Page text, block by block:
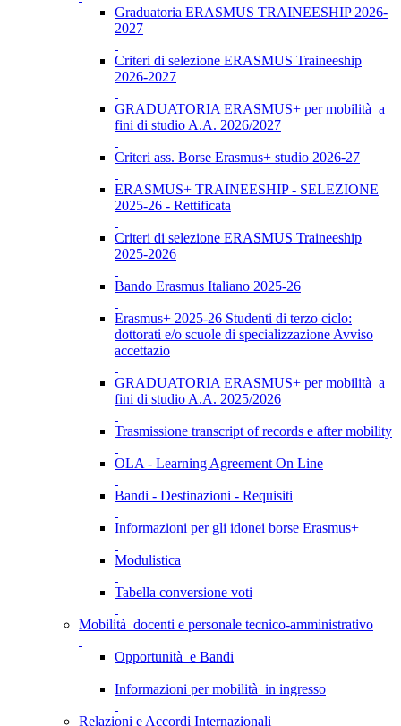
Graduatoria ERASMUS TRAINEESHIP 2026-
2027
Criteri di selezione ERASMUS Traineeship
2026-2027
GRADUATORIA ERASMUS+ per mobilità a
fini di studio A.A. 2026/2027
Criteri ass. Borse Erasmus+ studio 2026-27
ERASMUS+ TRAINEESHIP - SELEZIONE
2025-26 - Rettificata
Criteri di selezione ERASMUS Traineeship
2025-2026
Bando Erasmus Italiano 2025-26
Erasmus+ 2025-26 Studenti di terzo ciclo:
dottorati e/o scuole di specializzazione Avviso
accettazio
GRADUATORIA ERASMUS+ per mobilità a
fini di studio A.A. 2025/2026
Trasmissione transcript of records e after mobility
OLA - Learning Agreement On Line
Bandi - Destinazioni - Requisiti
Informazioni per gli idonei borse Erasmus+
Modulistica
Tabella conversione voti
Mobilità docenti e personale tecnico-amministrativo
Opportunità e Bandi
Informazioni per mobilità in ingresso
Relazioni e Accordi Internazionali